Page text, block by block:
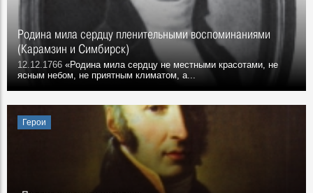
Родина мила сердцу пленительными воспоминаниями
(Карамзин и Симбирск)
12.12.1766 «Родина мила сердцу не местными красотами, не
ясным небом, не приятным климатом, а...
Герои